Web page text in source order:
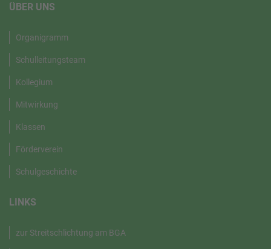
ÜBER UNS
Organigramm
Schulleitungsteam
Kollegium
Mitwirkung
Klassen
Förderverein
Schulgeschichte
LINKS
zur Streitschlichtung am BGA